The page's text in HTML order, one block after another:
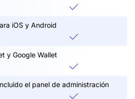
iOS y Android
y Google Wallet
el panel de administración